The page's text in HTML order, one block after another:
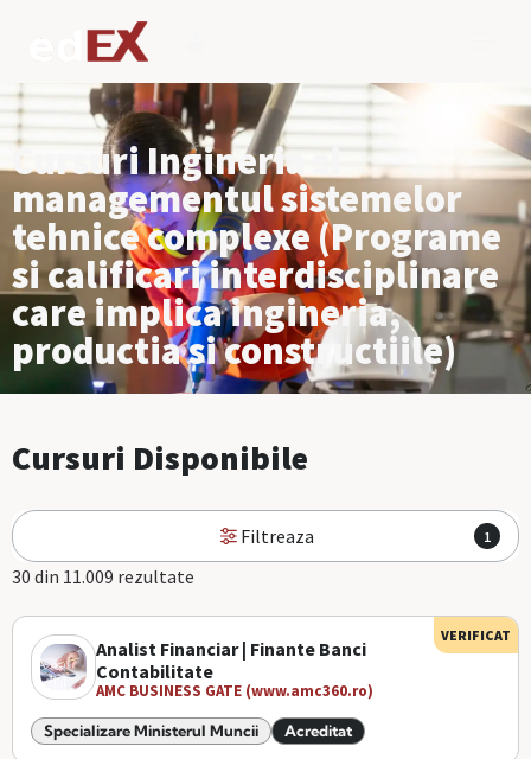
Cursuri Ingineria si
managementul sistemelor
tehnice complexe (Programe
si calificari interdisciplinare
care implica ingineria,
productia si constructiile)
Cursuri Disponibile
Filtreaza 1
30 din 11.009 rezultate
Analist Financiar | Finante Banci
Contabilitate
AMC BUSINESS GATE (www.amc360.ro)
Specializare Ministerul Muncii Acreditat
VERIFICAT